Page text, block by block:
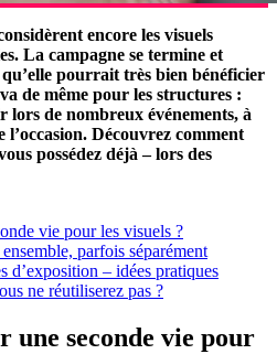
encore les visuels
La campagne se termine et
pourrait très bien bénéficier
de même pour les structures :
lors de nombreux événements, à
Découvrez comment
possédez déjà – lors des
vie pour les visuels ?
parfois séparément
d’exposition – idées pratiques
ne réutiliserez pas ?
une seconde vie pour